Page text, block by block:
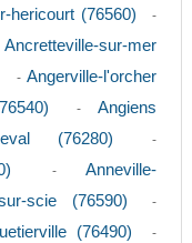
hericourt (76560) -
Ancretteville-sur-mer
-Angerville-l'orcher
-Angiens
(76280) -
-Anneville-
scie (76590) -
(76490) -